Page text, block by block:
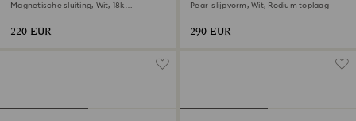
Magnetische sluiting, Wit, 18k
220 EUR
Pear-slijpvorm, Wit, Rodium toplaag
290 EUR